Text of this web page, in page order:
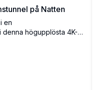
på Natten
en
denna högupplösta 4K-